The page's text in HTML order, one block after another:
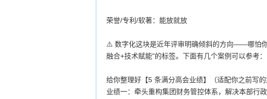
荣誉/专利/软著：能放就放
⚠️ 数字化这块是近年评审明确倾斜的方向——哪怕
融合+技术赋能"的标签。下面有几个案例可以参考：
给你整理好【5 条满分高会业绩】（适配你之前写
业绩一：牵头重构集团财务管控体系，解决本部行